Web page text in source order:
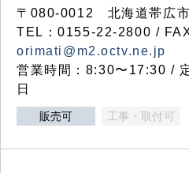
〒080-0012 北海道帯広
TEL：0155-22-2800 /
orimati@m2.octv.ne.jp
営業時間：8:30〜17:30 /
日
販売可 工事・取付可